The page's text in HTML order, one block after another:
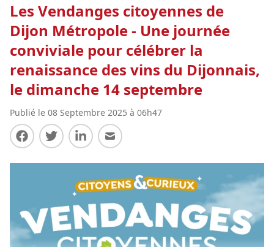
Les Vendanges citoyennes de
Dijon Métropole - Une journée
conviviale pour célébrer la
renaissance des vins du Dijonnais,
le dimanche 14 septembre
Publié le 08 Septembre 2025 à 06h47
Partager sur Facebook
Partager sur Twitter
Partager sur LinkedIn
Partager par E-mail